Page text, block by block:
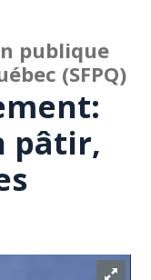
publique
(SFPQ)
pâtir,